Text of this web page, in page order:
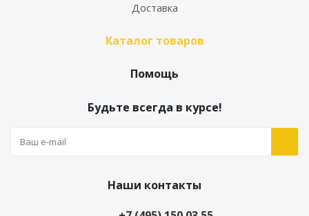
Доставка
Каталог товаров
Помощь
Будьте всегда в курсе!
Наши контакты